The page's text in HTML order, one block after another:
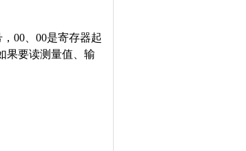
00、00是寄存器起
果要读测量值、输